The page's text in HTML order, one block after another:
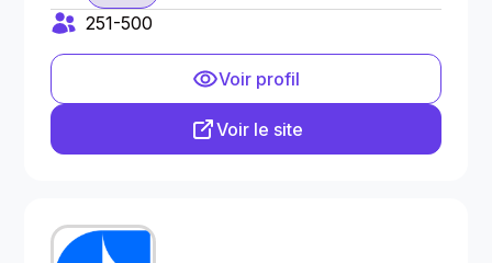
251-500
Voir profil
Voir le site